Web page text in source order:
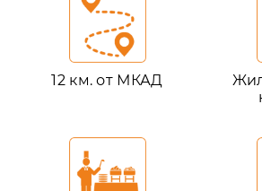
12 км. от МКАД